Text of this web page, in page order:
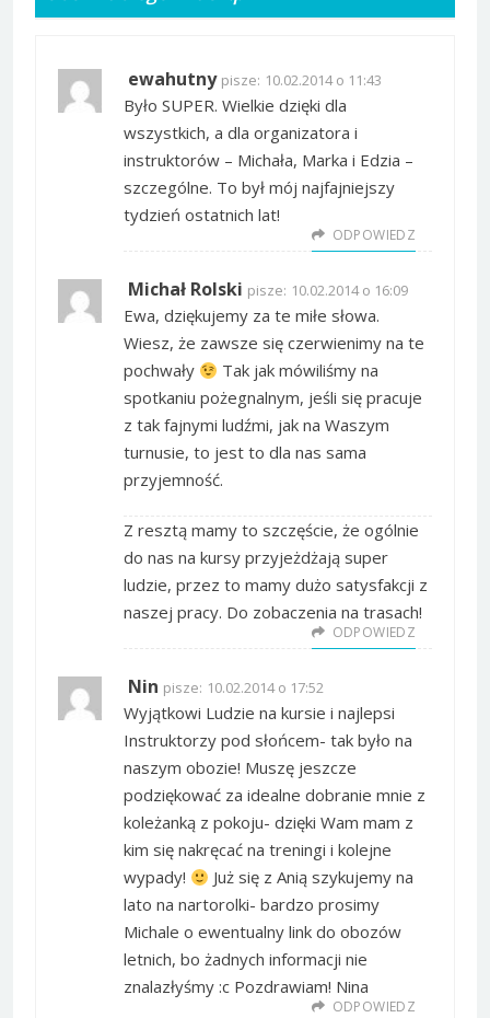
ewahutny pisze: 10.02.2014 o 11:43
Było SUPER. Wielkie dzięki dla
wszystkich, a dla organizatora i
instruktorów – Michała, Marka i Edzia –
szczególne. To był mój najfajniejszy
tydzień ostatnich lat!
ODPOWIEDZ
Michał Rolski pisze: 10.02.2014 o 16:09
Ewa, dziękujemy za te miłe słowa.
Wiesz, że zawsze się czerwienimy na te
pochwały
Tak jak mówiliśmy na
spotkaniu pożegnalnym, jeśli się pracuje
z tak fajnymi ludźmi, jak na Waszym
turnusie, to jest to dla nas sama
przyjemność.
Z resztą mamy to szczęście, że ogólnie
do nas na kursy przyjeżdżają super
ludzie, przez to mamy dużo satysfakcji z
naszej pracy. Do zobaczenia na trasach!
ODPOWIEDZ
Nin pisze: 10.02.2014 o 17:52
Wyjątkowi Ludzie na kursie i najlepsi
Instruktorzy pod słońcem- tak było na
naszym obozie! Muszę jeszcze
podziękować za idealne dobranie mnie z
koleżanką z pokoju- dzięki Wam mam z
kim się nakręcać na treningi i kolejne
wypady!
Już się z Anią szykujemy na
lato na nartorolki- bardzo prosimy
Michale o ewentualny link do obozów
letnich, bo żadnych informacji nie
znalazłyśmy :c Pozdrawiam! Nina
ODPOWIEDZ